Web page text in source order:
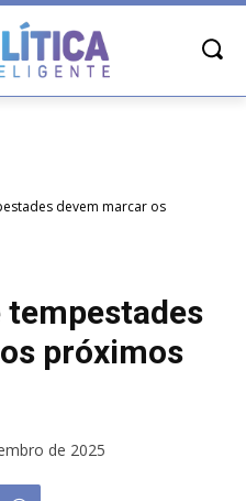
devem marcar os
tempestades
próximos
de 2025